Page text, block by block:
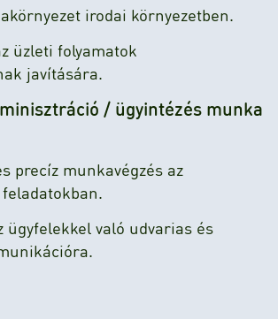
irodai környezetben.
üzleti folyamatok
javítására.
/ ügyintézés munka
precíz munkavégzés az
ügyfelekkel való udvarias és